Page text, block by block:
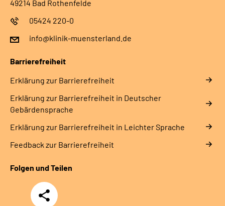
49214 Bad Rothenfelde
05424 220-0
info@klinik-muensterland.de
Barrierefreiheit
Erklärung zur Barrierefreiheit
Erklärung zur Barrierefreiheit in Deutscher
Gebärdensprache
Erklärung zur Barrierefreiheit in Leichter Sprache
Feedback zur Barrierefreiheit
Folgen und Teilen
Teilen